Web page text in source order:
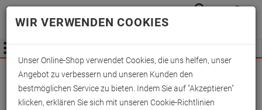
Wichtige Änderung für Fachhändler zum
01.09.2026 -Mehr Informationen hier
Anmelden
Menü
WIR VERWENDEN COOKIES
Unser Online-Shop verwendet Cookies, die uns helfen, unser
Angebot zu verbessern und unseren Kunden den
bestmöglichen Service zu bieten. Indem Sie auf "Akzeptieren"
klicken, erklären Sie sich mit unseren Cookie-Richtlinien